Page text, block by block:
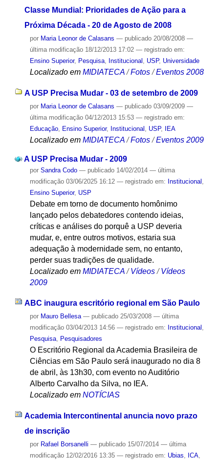
Classe Mundial: Prioridades de Ação para a
Próxima Década - 20 de Agosto de 2008
por Maria Leonor de Calasans — publicado20/08/2008 —
última modificação18/12/2013 17:02 — registrado em:
Ensino Superior, Pesquisa, Institucional , USP, Universidade
Localizado em MIDIATECA /Fotos /Eventos 2008
A USP Precisa Mudar - 03 de setembro de 2009
por Maria Leonor de Calasans — publicado03/09/2009 —
última modificação04/12/2013 15:53 — registrado em:
Educação, Ensino Superior, Institucional , USP, IEA
Localizado em MIDIATECA /Fotos /Eventos 2009
A USP Precisa Mudar - 2009
por Sandra Codo — publicado14/02/2014 — última
modificação03/06/2025 16:12 — registrado em: Institucional
Ensino Superior, USP
Debate em torno de documento homônimo
lançado pelos debatedores contendo ideias,
críticas e análises do porquê a USP deveria
mudar, e, entre outros motivos, estaria sua
adequação à modernidade sem, no entanto,
perder suas tradições de qualidade.
Localizado em MIDIATECA /Vídeos /Vídeos
2009
ABC inaugura escritório regional em São Paulo
por Mauro Bellesa — publicado25/03/2008 — última
modificação03/04/2013 14:56 — registrado em: Institucional ,
Pesquisa, Pesquisadores
O Escritório Regional da Academia Brasileira de
Ciências em São Paulo será inaugurado no dia 8
de abril, às 13h30, com evento no Auditório
Alberto Carvalho da Silva, no IEA.
Localizado em NOTÍCIAS
Academia Intercontinental anuncia novo prazo
de inscrição
por Rafael Borsanelli — publicado15/07/2014 — última
modificação12/02/2016 13:35 — registrado em: Ubias, ICA,